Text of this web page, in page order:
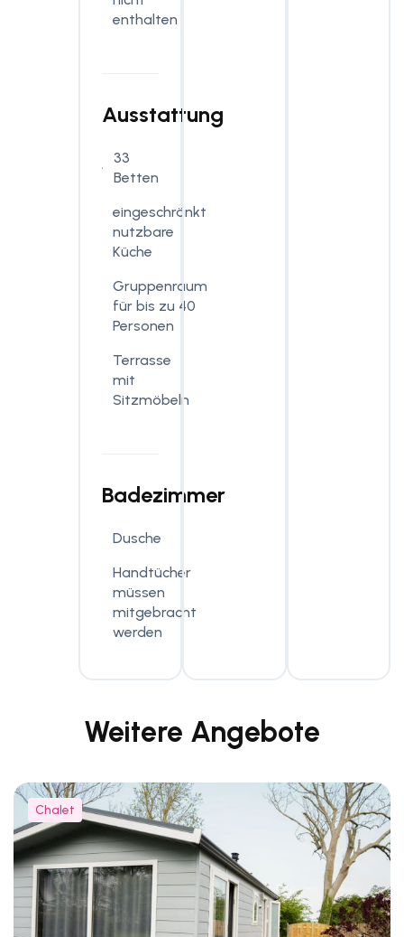
enthalten
Ausstattung
33
Betten
eingeschränkt
nutzbare
Küche
Gruppenraum
für bis zu 40
Personen
Terrasse
mit
Sitzmöbeln
Badezimmer
Dusche
Handtücher
müssen
mitgebracht
werden
Weitere Angebote
Chalet